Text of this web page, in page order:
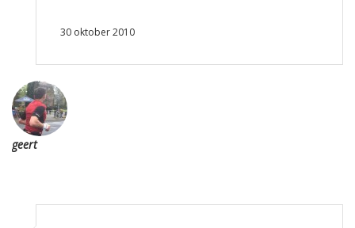
30 oktober 2010
geert